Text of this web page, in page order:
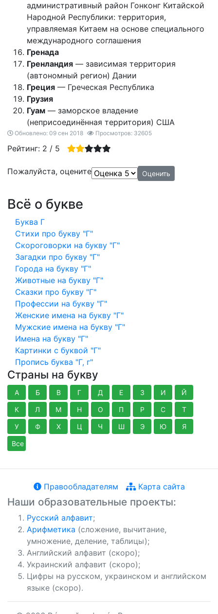
административный район Гонконг Китайской
Народной Республики: территория,
управляемая Китаем на основе специального
международного соглашения
Гренада
Гренландия — зависимая территория
(автономный регион) Дании
Греция — Греческая Республика
Грузия
Гуам — заморское владение
(неприсоединённая территория) США
Обновлено: 09 сен 2018 Просмотров: 32605
Рейтинг: 2 / 5
Пожалуйста, оцените
Всё о букве
Буква Г
Стихи про букву "Г"
Скороговорки на букву "Г"
Загадки про букву "Г"
Города на букву "Г"
Животные на букву "Г"
Сказки про букву "Г"
Профессии на букву "Г"
Женские имена на букву "Г"
Мужские имена на букву "Г"
Имена на букву "Г"
Картинки с буквой "Г"
Пропись буква "Г, г"
Страны на букву
А Б В Г Д Е З И Й
К Л М Н О П Р С Т
У Ф Х Ц Ч Ш Э Ю Я
Все
Правообладателям Карта сайта
Наши образовательные проекты:
Русский алфавит;
Арифметика (сложение, вычитание,
умножение, деление, таблицы);
Английский алфавит (скоро);
Украинский алфавит (скоро);
Цифры на русском, украинском и английском
языке (скоро).